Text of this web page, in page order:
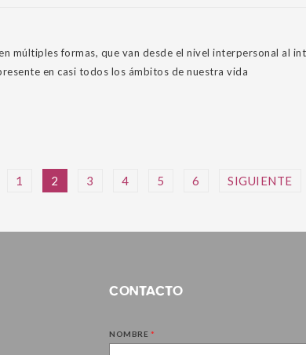
múltiples formas, que van desde el nivel interpersonal al
en casi todos los ámbitos de nuestra vida
1 2 3 4 5 6 SIGUIENTE
CONTACTO
NOMBRE *